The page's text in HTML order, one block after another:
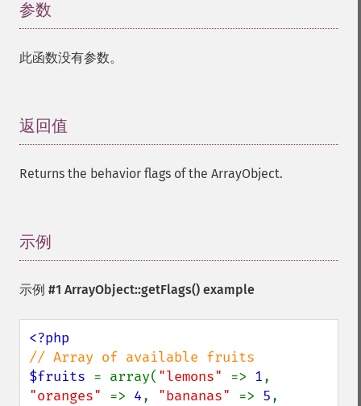
参数
此函数没有参数。
返回值
Returns the behavior flags of the ArrayObject.
示例
示例 #1 ArrayObject::getFlags() example
$fruits = array( "lemons" => 1
"oranges" => 4, "bananas" => 5